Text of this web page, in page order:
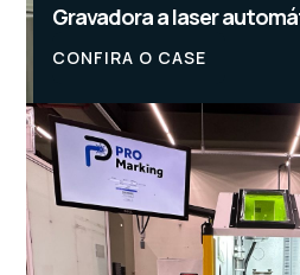
Gravadora a laser
CONFIRA O CASE